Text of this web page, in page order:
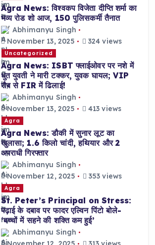
Agra News: विश्वकप विजेता दीप्ति शर्मा का
भव्य रोड शो आज, 150 पुलिसकर्मी तैनात
Abhimanyu Singh
November 13, 2025
324 views
Uncategorized
Agra News: ISBT फ्लाईओवर पर नशे में
धुत युवती ने मारी टक्कर, युवक घायल; VIP
रौब से FIR में ढिलाई!
Abhimanyu Singh
November 13, 2025
413 views
Agra
Agra News: डौकी में सुनार लूट का
खुलासा; 1.6 किलो चांदी, हथियार और 2
अपराधी गिरफ्तार
Abhimanyu Singh
November 12, 2025
353 views
Agra
St. Peter’s Principal on Stress:
पढ़ाई के दबाव पर फादर एल्विन पिंटो बोले-
‘बच्चों में सहने की शक्ति कम हुई’
Abhimanyu Singh